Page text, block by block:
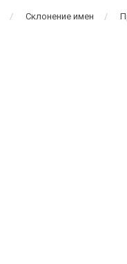
Склонение имен